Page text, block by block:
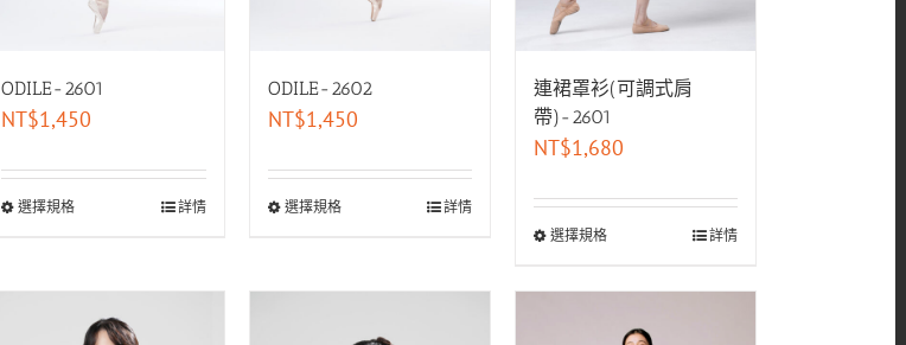
ODILE-2601
NT$1,450
選擇規格 詳情
ODILE-2602
NT$1,450
選擇規格 詳情
連裙罩衫(可調式肩
帶)-2601
NT$1,680
選擇規格 詳情